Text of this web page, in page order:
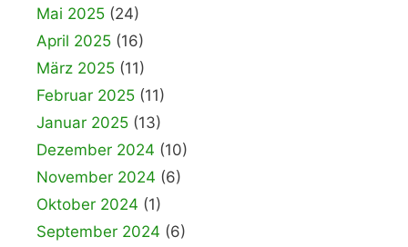
Mai 2025 (24)
April 2025 (16)
März 2025 (11)
Februar 2025 (11)
Januar 2025 (13)
Dezember 2024 (10)
November 2024 (6)
Oktober 2024 (1)
September 2024 (6)